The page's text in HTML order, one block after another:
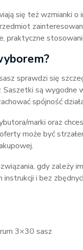
się też wzmianki o
praktyczne
sprawdzi się
Saszetki są wygodne
spójność
marki oraz
może być
gdy zależy
i bez
3×30 sasz